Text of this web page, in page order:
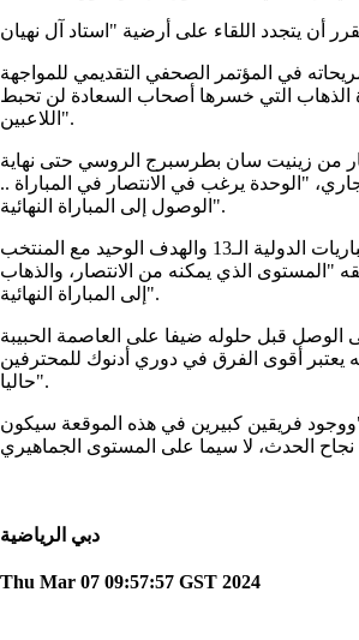
في المؤتمر الصحفي التقديمي للمواجهة
الذهاب التي خسرها أصحاب السعادة لن تحبط
اللاعبين".
من زينيت سان بطرسبرج الروسي حتى نهاية
2023-2024 الجاري، "الوحدة يرغب في الانتصار في المباراة ..
الوصول إلى المباراة النهائية".
وتمنّى صاحب المباريات الدولية الـ13 والهدف الوحيد مع المنتخب
"المستوى الذي يمكنه من الانتصار، والذهاب
إلى المباراة النهائية".
الوصل قبل حلوله ضيفا على العاصمة الحبيبة
يعتبر أقوى الفرق في دوري أدنوك للمحترفين
حاليا".
فريقين كبيرين في هذه الموقعة سيكون
دبي الرياضية
Thu Mar 07 09:57:57 GST 2024